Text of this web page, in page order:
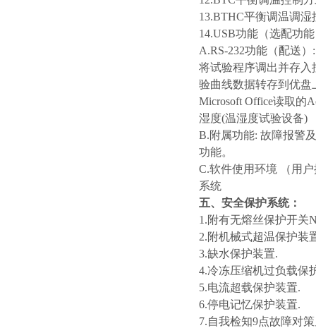
13.BTHC平衡调温调
14.USB功能（选配功
A.RS-232功能（配送
将试验程序调出并存
验曲线数据转存到优盘
Microsoft Office读取的
湿度(温湿度试验设备)
B.附属功能: 故障报警
功能。
C.软件使用环境 （用
系统
五、安全保护系统：
1.附有无熔丝保护开关
2.附机械式超温保护装
3.缺水保护装置.
4.冷冻压缩机过负载保
5.电流超载保护装置.
6.停电记忆保护装置.
7.自我检知9点故障对